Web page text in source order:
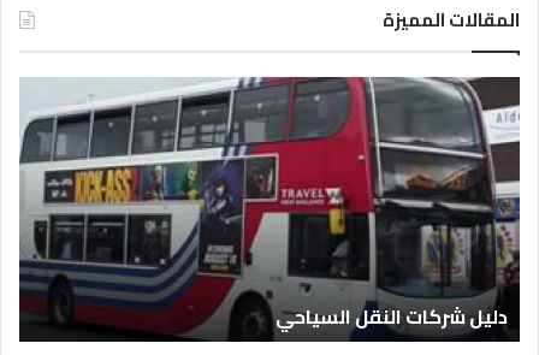
المقالات المميزة
ل
ي
ا
ل
ف
ن
ا
ق
دليل الفنادق المصرية